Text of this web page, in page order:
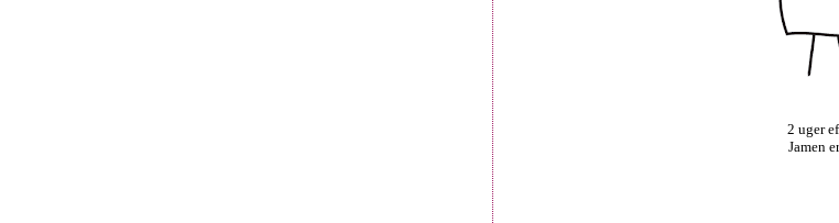
2 uger
Jamen